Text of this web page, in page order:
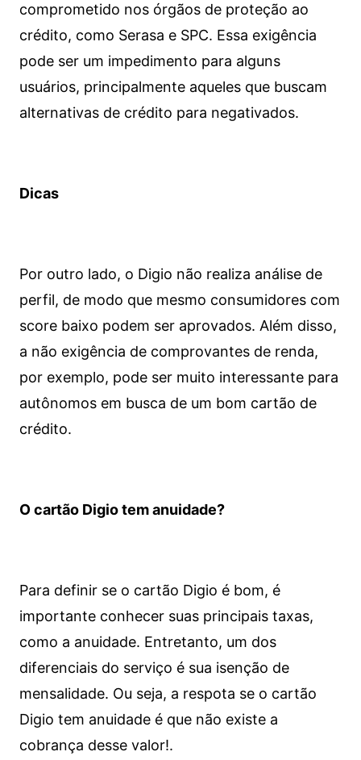
comprometido nos órgãos de proteção ao
crédito, como Serasa e SPC. Essa exigência
pode ser um impedimento para alguns
usuários, principalmente aqueles que buscam
alternativas de crédito para negativados.
Dicas
Por outro lado, o Digio não realiza análise de
perfil, de modo que mesmo consumidores com
score baixo podem ser aprovados. Além disso,
a não exigência de comprovantes de renda,
por exemplo, pode ser muito interessante para
autônomos em busca de um bom cartão de
crédito.
O cartão Digio tem anuidade?
Para definir se o cartão Digio é bom, é
importante conhecer suas principais taxas,
como a anuidade. Entretanto, um dos
diferenciais do serviço é sua isenção de
mensalidade. Ou seja, a respota se o cartão
Digio tem anuidade é que não existe a
cobrança desse valor!.